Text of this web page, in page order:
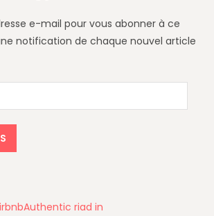
e-mail pour vous abonner à ce
notification de chaque nouvel article
Authentic riad in